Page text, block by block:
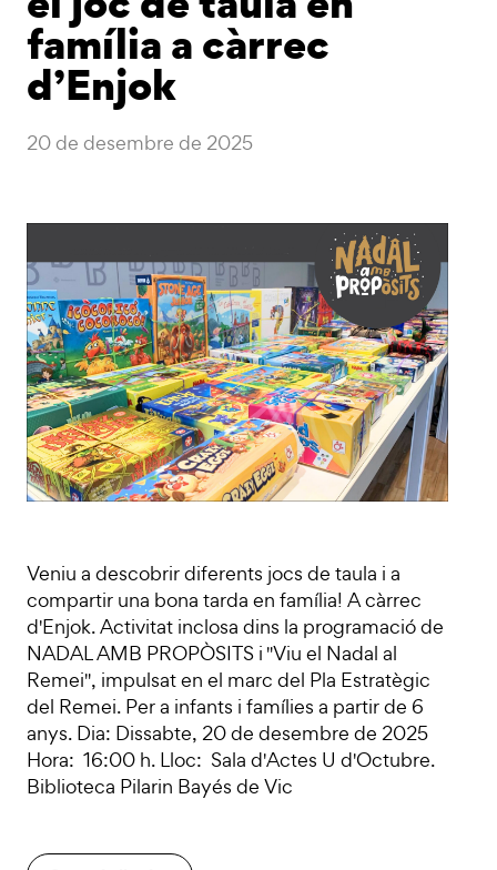
família a càrrec
d’Enjok
20 de desembre de 2025
Veniu a descobrir diferents jocs de taula i a
compartir una bona tarda en família! A càrrec
d'Enjok. Activitat inclosa dins la programació de
NADAL AMB PROPÒSITS i "Viu el Nadal al
Remei", impulsat en el marc del Pla Estratègic
del Remei. Per a infants i famílies a partir de 6
anys. Dia: Dissabte, 20 de desembre de 2025
Hora: 16:00 h. Lloc: Sala d'Actes U d'Octubre.
Biblioteca Pilarin Bayés de Vic